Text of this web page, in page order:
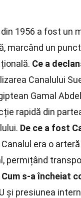
din 1956 a fost un
marcând un
Ce a
Canalului
Gamal
rapidă din
De ce a fost
Canalul era o
permițând
Cum s-a încheiat
și presiunea